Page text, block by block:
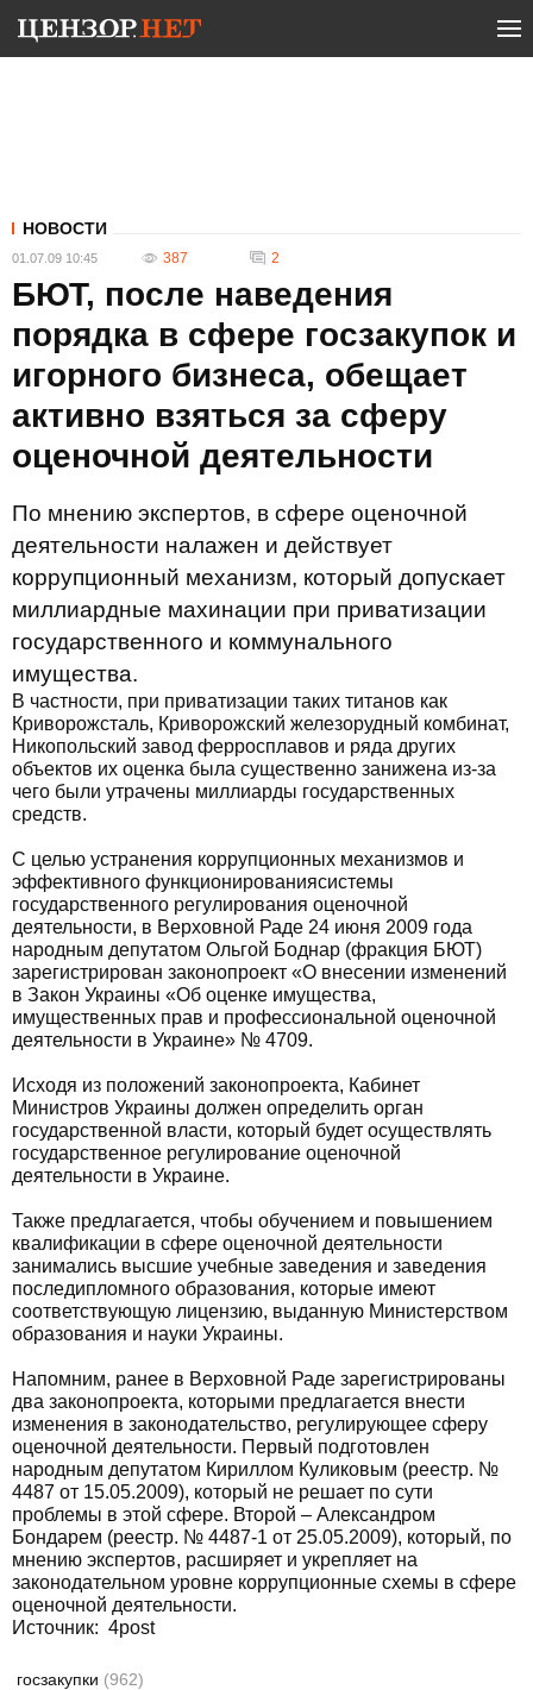
НОВОСТИ
01.07.09 10:45 387 2
БЮТ, после наведения
порядка в сфере госзакупок и
игорного бизнеса, обещает
активно взяться за сферу
оценочной деятельности
По мнению экспертов, в сфере оценочной
деятельности налажен и действует
коррупционный механизм, который допускает
миллиардные махинации при приватизации
государственного и коммунального
имущества.
В частности, при приватизации таких титанов как
Криворожсталь, Криворожский железорудный комбинат,
Никопольский завод ферросплавов и ряда других
объектов их оценка была существенно занижена из-за
чего были утрачены миллиарды государственных
средств.
С целью устранения коррупционных механизмов и
эффективного функционированиясистемы
государственного регулирования оценочной
деятельности, в Верховной Раде 24 июня 2009 года
народным депутатом Ольгой Боднар (фракция БЮТ)
зарегистрирован законопроект «О внесении изменений
в Закон Украины «Об оценке имущества,
имущественных прав и профессиональной оценочной
деятельности в Украине» № 4709.
Исходя из положений законопроекта, Кабинет
Министров Украины должен определить орган
государственной власти, который будет осуществлять
государственное регулирование оценочной
деятельности в Украине.
Также предлагается, чтобы обучением и повышением
квалификации в сфере оценочной деятельности
занимались высшие учебные заведения и заведения
последипломного образования, которые имеют
соответствующую лицензию, выданную Министерством
образования и науки Украины.
Напомним, ранее в Верховной Раде зарегистрированы
два законопроекта, которыми предлагается внести
изменения в законодательство, регулирующее сферу
оценочной деятельности. Первый подготовлен
народным депутатом Кириллом Куликовым (реестр. №
4487 от 15.05.2009), который не решает по сути
проблемы в этой сфере. Второй – Александром
Бондарем (реестр. № 4487-1 от 25.05.2009), который, по
мнению экспертов, расширяет и укрепляет на
законодательном уровне коррупционные схемы в сфере
оценочной деятельности.
Источник: 4post
госзакупки (962)